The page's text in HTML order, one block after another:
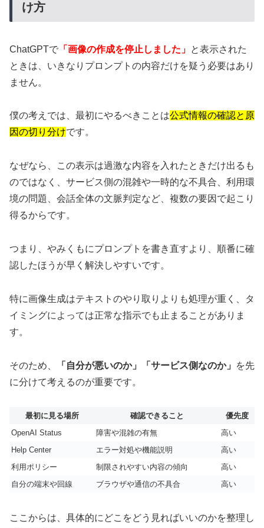
け方
ChatGPTで 「画像の作成を停止しました」 と表示された
ときは、いきなりプロンプトの内容だけを疑う必要はあり
ません。
僕の考えでは、最初にやるべきことは公式情報の確認と原
因の切り分けです。
なぜなら、この表示は過激な内容を入れたときだけ出るも
のではなく、サービス側の混雑や一時的な不具合、利用環
境の問題、会話全体の文脈判定など、複数の要因で起こり
得るからです。
つまり、やみくもにプロンプトを書き直すより、順番に確
認したほうが早く解決しやすいです。
特に画像生成はテキストのやり取りよりも処理が重く、タ
イミングによっては正常な指示でも止まることがありま
す。
そのため、 「自分が悪いのか」「サービス側なのか」
を先
に分けて考えるのが重要です。
最初に見る場所 確認できること
優先度
OpenAI Status
障害や混雑の有無
高い
Help Center
エラー対処や機能説明
高い
利用ポリシー
制限されやすい内容の傾向
高い
自分の端末や回線
ブラウザや通信の不具合 高い
ここからは、具体的にどこをどう見ればいいのかを整理し